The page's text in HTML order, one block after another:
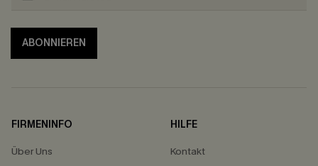
ABONNIEREN
FIRMENINFO
Über Uns
HILFE
Kontakt